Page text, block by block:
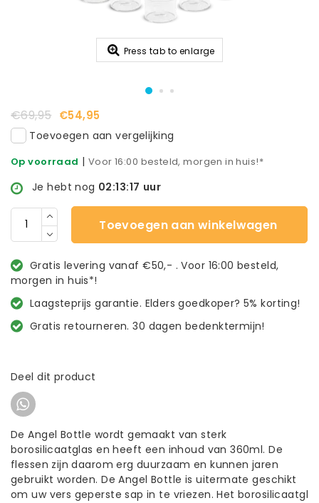
Press tab to enlarge
€69,95 €54,95
Toevoegen aan vergelijking
Op voorraad | Voor 16:00 besteld, morgen in huis!*
Je hebt nog 02:13:17 uur
Toevoegen aan winkelwagen
Gratis levering vanaf €50,- . Voor 16:00 besteld,
morgen in huis*!
Laagsteprijs garantie. Elders goedkoper? 5% korting!
Gratis retourneren. 30 dagen bedenktermijn!
Deel dit product
De Angel Bottle wordt gemaakt van sterk
borosilicaatglas en heeft een inhoud van 360ml. De
flessen zijn daarom erg duurzaam en kunnen jaren
gebruikt worden. De Angel Bottle is uitermate geschikt
om uw vers geperste sap in te vriezen. Het borosilicaatgl